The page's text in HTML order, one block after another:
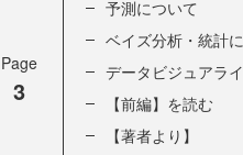
Page
3
予測について
ベイズ分析・統計
データビジュアラ
【前編】を読む
【著者より】